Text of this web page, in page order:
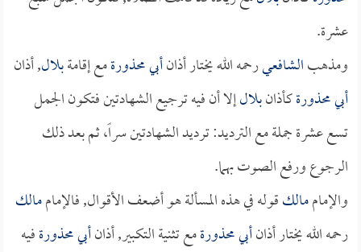
عشرة.
ومذهبالشافعيرحمه الله يختار أذانأبي محذورةمع إقامةبلال, أذان
أبي محذورةكأذانبلالإلا أن فيه ترجيع الشهادتين فتكون الجمل
تسع عشرة جملة مع الترديد: ترديد الشهادتين سراً، ثم بعد ذلك
الرجوع ورفع الصوت بهما.
والإماممالكقوله في هذه المسألة هو أضعف الأقوال, فالإماممالك
رحمه الله يختار أذانأبي محذورةمع تثنية التكبير, أذانأبي محذورةفيه